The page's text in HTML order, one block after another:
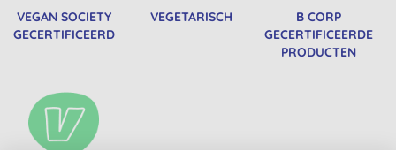
VEGAN SOCIETY
GECERTIFICEERD
VEGETARISCH
B CORP
GECERTIFICEERDE
PRODUCTEN